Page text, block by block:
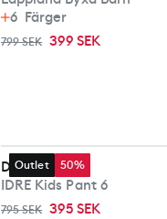
6 Färger
799 SEK 399 SEK
Outlet 50%
Didriksons
IDRE Kids Pant 6
795 SEK 395 SEK